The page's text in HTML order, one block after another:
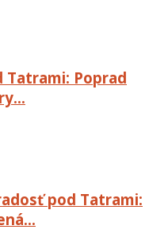
Poprad
pod Tatrami: